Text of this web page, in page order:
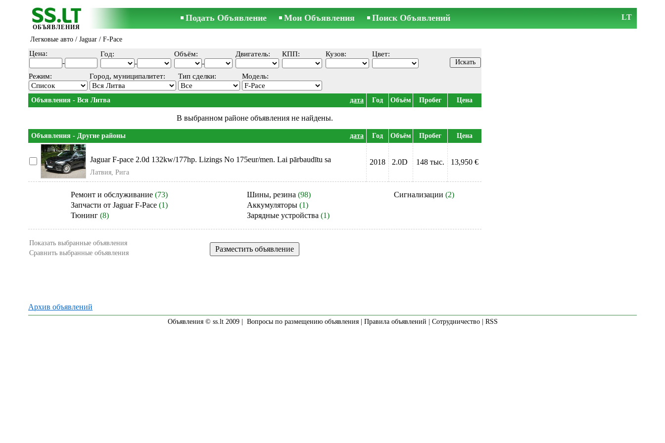
ОБЪЯВЛЕНИЯ
Подать Объявление Мои Объявления Поиск Объявлений LT
Легковые авто / Jaguar / F-Pace
Цена:
-
Год:
-
Объём:
-
Двигатель: КПП: Кузов: Цвет:
Режим: Город, муниципалитет: Тип сделки: Модель:
Объявления - Вся Литва дата Год Объём Пробег Цена
В выбранном районе объявления не найдены.
Объявления - Другие районы дата Год Объём Пробег Цена
Jaguar F-pace 2.0d 132kw/177hp. Lizings No 175eur/men. Lai pārbaudītu sa
Латвия, Рига
2018 2.0D 148 тыс. 13,950 €
Ремонт и обслуживание (73)
Запчасти от Jaguar F-Pace (1)
Тюнинг (8)
Шины, резина (98)
Аккумуляторы (1)
Зарядные устройства (1)
Сигнализации (2)
Показать выбранные объявления
Сравнить выбранные объявления
Архив объявлений
Объявления © ss.lt 2009 | Вопросы по размещению объявления| Правила объявлений Сотрудничество| RSS